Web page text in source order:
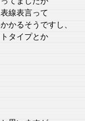
線表言って
かるそうですし、
タイプとか